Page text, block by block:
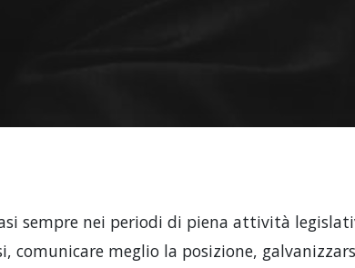
sempre nei periodi di piena attività
comunicare meglio la posizione,